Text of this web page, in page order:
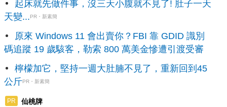
起床就先做件事，沒三天小腹就不見了! 肚子一天
天變...PR・新素簡
原來 Windows 11 會出賣你？FBI 靠 GDID 識別
碼追蹤 19 歲駭客，勒索 800 萬美金慘遭引渡受審
檸檬加它，堅持一週大肚腩不見了，重新回到45
公斤PR・新素簡
PR 仙桃牌